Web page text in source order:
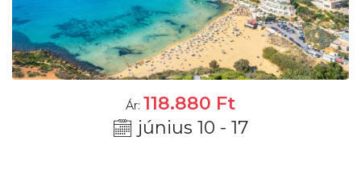
Ár: 118.880 Ft
június 10 - 17